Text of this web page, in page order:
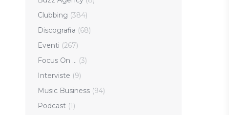
Clubbing (384)
Discografia (68)
Eventi (267)
Focus On … (3)
Interviste (9)
Music Business (94)
Podcast (1)